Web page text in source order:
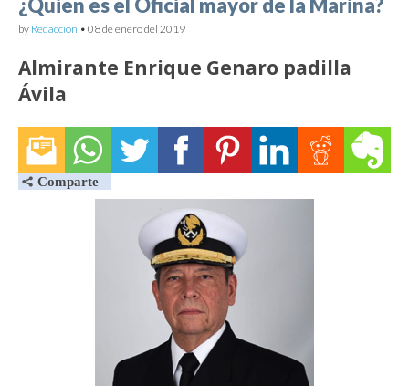
by Redacción • 08 de enero del 2019
Almirante Enrique Genaro padilla
Ávila